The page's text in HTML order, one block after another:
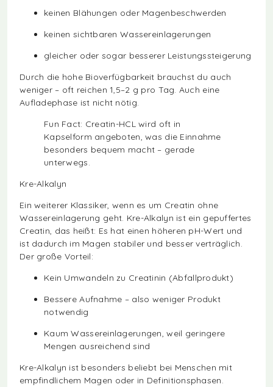
keinen Blähungen oder Magenbeschwerden
keinen sichtbaren Wassereinlagerungen
gleicher oder sogar besserer Leistungssteigerung
Durch die hohe Bioverfügbarkeit brauchst du auch
weniger – oft reichen 1,5–2 g pro Tag. Auch eine
Aufladephase ist nicht nötig.
Fun Fact: Creatin-HCL wird oft in
Kapselform angeboten, was die Einnahme
besonders bequem macht – gerade
unterwegs.
Kre-Alkalyn
Ein weiterer Klassiker, wenn es um Creatin ohne
Wassereinlagerung geht. Kre-Alkalyn ist ein gepuffertes
Creatin, das heißt: Es hat einen höheren pH-Wert und
ist dadurch im Magen stabiler und besser verträglich.
Der große Vorteil:
Kein Umwandeln zu Creatinin (Abfallprodukt)
Bessere Aufnahme – also weniger Produkt
notwendig
Kaum Wassereinlagerungen, weil geringere
Mengen ausreichend sind
Kre-Alkalyn ist besonders beliebt bei Menschen mit
empfindlichem Magen oder in Definitionsphasen.